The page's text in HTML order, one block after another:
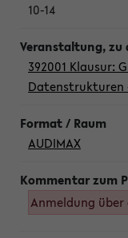
10-14
392001 Klausur:
Datenstrukturen
AUDIMAX
Anmeldung über